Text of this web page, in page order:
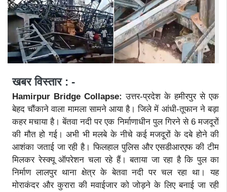
खबर विस्तार : -
Hamirpur Bridge Collapse:उत्तर-प्रदेश के हमीरपुर से एक
बेहद चौंकाने वाला मामला सामने आया है। जिले में आंधी-तूफान ने बड़ा
कहर मचाया है। बेंतवा नदी पर एक निर्माणाधीन पुल गिरने से 6 मजदूरों
की मौत हो गई। अभी भी मलबे के नीचे कई मजदूरों के दबे होने की
आशंका जताई जा रही है। फिलहाल पुलिस और एसडीआरएफ की टीम
मिलकर रेस्क्यू ऑपरेशन चला रहे हैं। बताया जा रहा है कि पुल का
निर्माण लालपुर थाना क्षेत्र के बेतवा नदी पर चल रहा था। यह
मोराकंदर और कुरारा की मवाईजार को जोड़ने के लिए बनाई जा रही